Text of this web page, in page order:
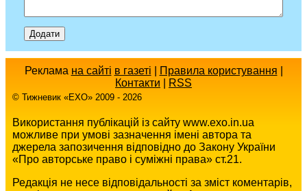
Реклама на сайті в газеті Правила користування
Контакти
RSS
© Тижневик «EХO» 2009 - 2026
Використання публікацій із сайту www.exo.in.ua
можливе при умові зазначення імені автора та
джерела запозичення відповідно до Закону України
«Про авторське право і суміжні права» ст.21.
Редакція не несе відповідальності за зміст коментарів,